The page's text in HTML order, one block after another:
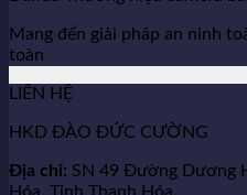
Mang đến giải pháp an ninh
toàn
LIÊN HỆ
HKD ĐÀO ĐỨC CƯỜNG
Địa chỉ: SN 49 Đường Dương